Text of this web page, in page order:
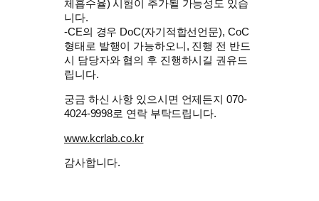
체흡수율) 시험이 추가될 가능성도 있습
니다.
-CE의 경우 DoC(자기적합선언문), CoC
형태로 발행이 가능하오니, 진행 전 반드
시 담당자와 협의 후 진행하시길 권유드
립니다.
궁금 하신 사항 있으시면 언제든지 070-
4024-9998로 연락 부탁드립니다.
www.kcrlab.co.kr
감사합니다.